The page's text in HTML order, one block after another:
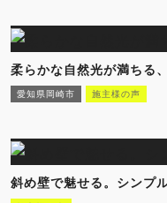
柔らかな自然光が満ちる
愛知県岡崎市 施主様の声
斜め壁で魅せる。シンプ